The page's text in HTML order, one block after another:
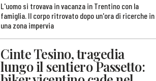
L'uomo si trovava in vacanza in Trentino con la
famiglia. Il corpo ritrovato dopo un'ora di ricerche in
una zona impervia
Cinte Tesino, tragedia
lungo il sentiero Passetto: